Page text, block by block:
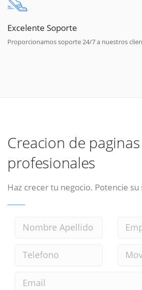
Excelente Soporte
Proporcionamos soporte 24/7 a nuestros
Creacion de
profesionales
Haz crecer tu negocio. Potencie su